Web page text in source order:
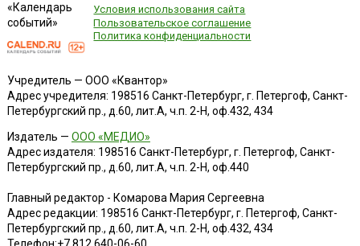
«Календарь
событий»
Условия использования сайта
Пользовательское соглашение
Политика конфиденциальности
Учредитель — ООО «Квантор»
Адрес учредителя: 198516 Санкт-Петербург, г. Петергоф, Санкт-
Петербургский пр., д.60, лит.А, ч.п. 2-Н, оф.432, 434
Издатель — ООО «МЕДИО»
Адрес издателя: 198516 Санкт-Петербург, г. Петергоф, Санкт-
Петербургский пр., д.60, лит.А, ч.п. 2-Н, оф.440
Главный редактор - Комарова Мария Сергеевна
Адрес редакции: 198516 Санкт-Петербург, г. Петергоф, Санкт-
Петербургский пр., д.60, лит.А, ч.п. 2-Н, оф.432, 434
Телефон:+7 812 640-06-60